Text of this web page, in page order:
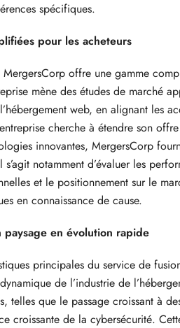
spécifiques.
pour les acheteurs
MergersCorp offre une gamme
mène des études de marché
web, en alignant les
cherche à étendre son
innovantes, MergersCorp
notamment d’évaluer les
et le positionnement sur le
en connaissance de cause.
paysage en évolution rapide
principales du service de
de l’industrie de
telles que le passage croissant à
croissante de la cybersécurité.